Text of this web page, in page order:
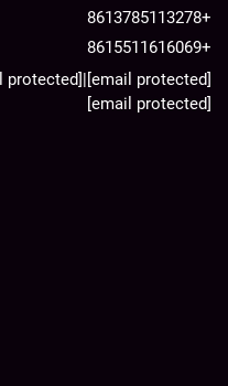
+8613785113278
+8615511616069
[email protected]
|
[email protected]
[email protected]